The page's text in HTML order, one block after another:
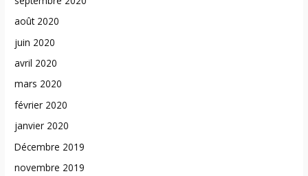
août 2020
juin 2020
avril 2020
mars 2020
février 2020
janvier 2020
Décembre 2019
novembre 2019